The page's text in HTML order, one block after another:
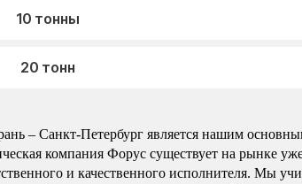
10 тонны
20 тонн
– Санкт-Петербург является нашим
компания Форус существует на рынке
и качественного исполнителя. Мы